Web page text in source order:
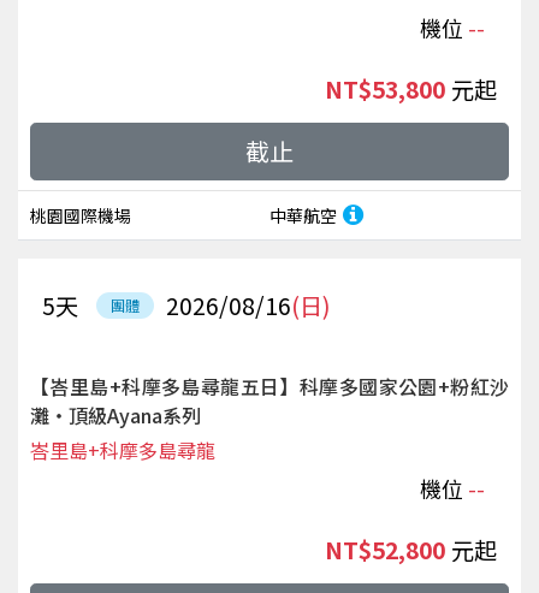
機位 --
桃園國際機場 中華航空
NT$53,800 起
截止
團體 2026/08/16(日)
5天
【峇里島+科摩多島尋龍五日】科摩多國家公園+粉紅沙
灘‧頂級Ayana系列
機位 --
峇里島+科摩多島尋龍
NT$52,800 起